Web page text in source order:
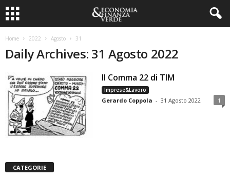
Home 2022 Agosto 31
Daily Archives: 31 Agosto 2022
Il Comma 22 di TIM
Imprese&Lavoro
Gerardo Coppola - 31 Agosto 2022 1
CATEGORIE